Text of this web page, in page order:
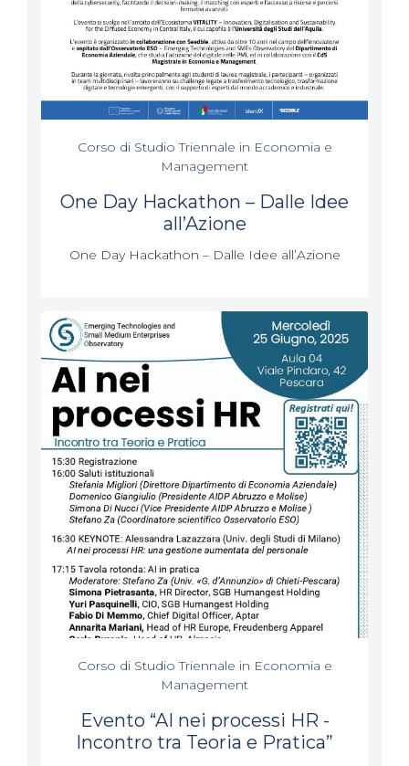
Corso di Studio Triennale in Economia e
Management
One Day Hackathon – Dalle Idee
all’Azione
One Day Hackathon – Dalle Idee all’Azione
Corso di Studio Triennale in Economia e
Management
Evento “AI nei processi HR -
Incontro tra Teoria e Pratica”